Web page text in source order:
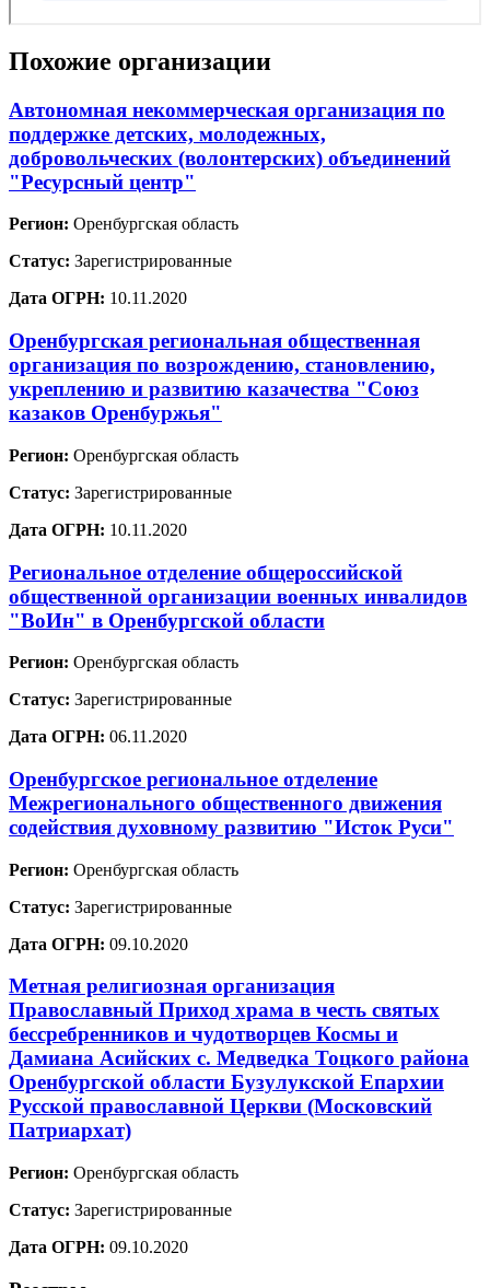
Похожие организации
Автономная некоммерческая организация по
поддержке детских, молодежных,
добровольческих (волонтерских) объединений
"Ресурсный центр"
Регион: Оренбургская область
Статус: Зарегистрированные
Дата ОГРН: 10.11.2020
Оренбургская региональная общественная
организация по возрождению, становлению,
укреплению и развитию казачества "Союз
казаков Оренбуржья"
Регион: Оренбургская область
Статус: Зарегистрированные
Дата ОГРН: 10.11.2020
Региональное отделение общероссийской
общественной организации военных инвалидов
"ВоИн" в Оренбургской области
Регион: Оренбургская область
Статус: Зарегистрированные
Дата ОГРН: 06.11.2020
Оренбургское региональное отделение
Межрегионального общественного движения
содействия духовному развитию "Исток Руси"
Регион: Оренбургская область
Статус: Зарегистрированные
Дата ОГРН: 09.10.2020
Метная религиозная организация
Православный Приход храма в честь святых
бессребренников и чудотворцев Космы и
Дамиана Асийских с. Медведка Тоцкого района
Оренбургской области Бузулукской Епархии
Русской православной Церкви (Московский
Патриархат)
Регион: Оренбургская область
Статус: Зарегистрированные
Дата ОГРН: 09.10.2020